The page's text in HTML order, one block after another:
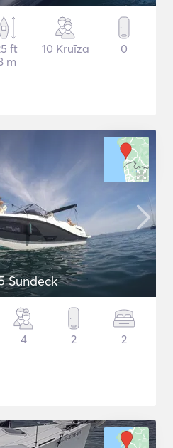
ft
m
10 Kruīza 0
Sundeck
4 2 2